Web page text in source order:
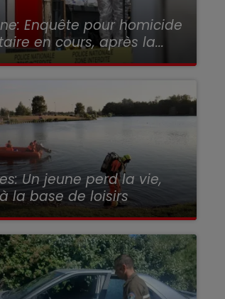
16h00 -
LE
Enquête pour homicide
en cours, après la...
Un jeune perd la vie,
la base de loisirs